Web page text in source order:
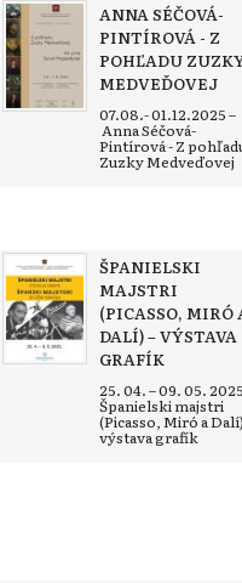
ANNA SÉČOVÁ-
PINTÍROVÁ - Z
POHĽADU
MEDVEĎOVEJ
07.08.- 01.12.2025 –
Anna Séčová-
Pintírová - Z
Zuzky Medveďovej
ŠPANIELSKI
MAJSTRI
(PICASSO, MIRÓ
DALÍ) – VÝSTAVA
GRAFÍK
25. 04. – 09. 05.
Španielski majstri
(Picasso, Miró a
výstava grafík